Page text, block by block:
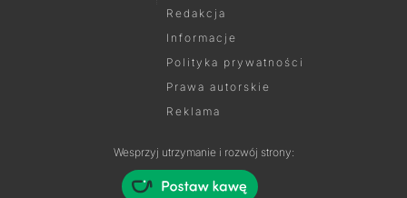
Redakcja
Informacje
Polityka prywatności
Prawa autorskie
Reklama
Wesprzyj utrzymanie i rozwój strony: